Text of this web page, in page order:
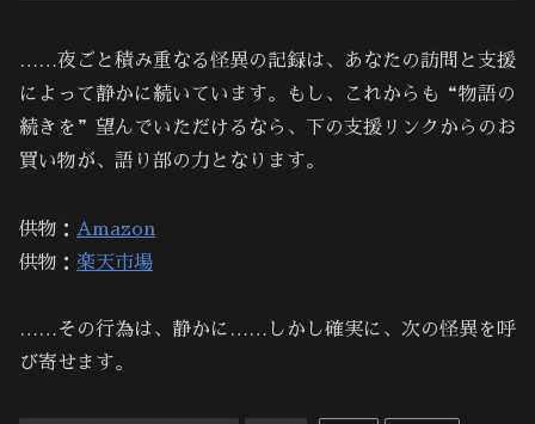
……夜ごと積み重なる怪異の記録は、あなたの訪問と支援
によって静かに続いています。もし、これからも“物語の
続きを”望んでいただけるなら、下の支援リンクからのお
買い物が、語り部の力となります。
供物： Amazon
供物： 楽天市場
……その行為は、静かに……しかし確実に、次の怪異を呼
び寄せます。